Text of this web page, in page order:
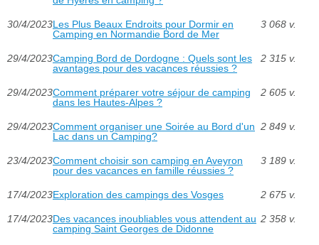
30/4/2023Les Plus Beaux Endroits pour Dormir en
Camping en Normandie Bord de Mer
3 068 v.
29/4/2023Camping Bord de Dordogne : Quels sont les
avantages pour des vacances réussies ?
2 315 v.
29/4/2023Comment préparer votre séjour de camping
dans les Hautes-Alpes ?
2 605 v.
29/4/2023Comment organiser une Soirée au Bord d'un
Lac dans un Camping?
2 849 v.
23/4/2023Comment choisir son camping en Aveyron
pour des vacances en famille réussies ?
3 189 v.
17/4/2023Exploration des campings des Vosges 2 675 v.
17/4/2023Des vacances inoubliables vous attendent au
camping Saint Georges de Didonne
2 358 v.